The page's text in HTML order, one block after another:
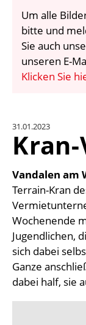
Um alle
bitte und
Sie auch
unseren E-
Klicken Sie
31.01.2023
Vandalen am
Terrain-Kran
Wochenende
Jugendlichen,
sich dabei
Ganze
dabei half, sie